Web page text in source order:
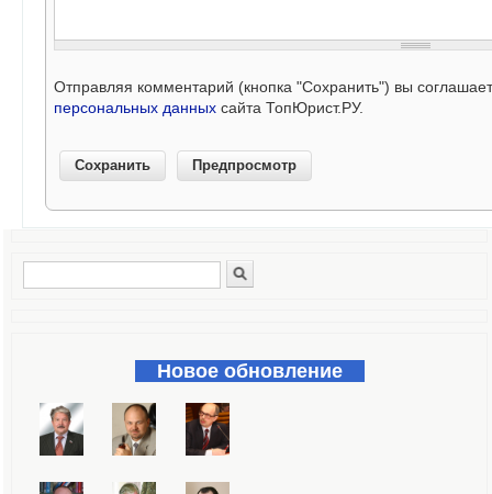
Отправляя комментарий (кнопка "Сохранить") вы
персональных данных сайта ТопЮрист.РУ.
Форма поиска
Новое обновление